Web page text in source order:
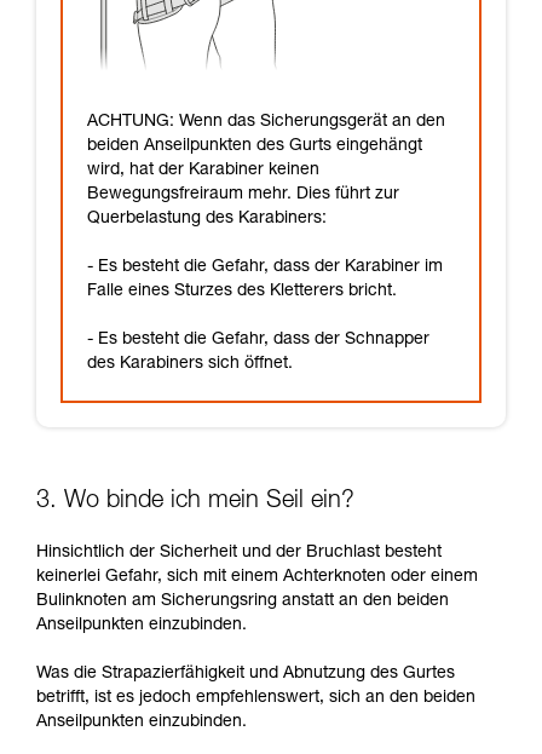
ACHTUNG: Wenn das Sicherungsgerät an den
beiden Anseilpunkten des Gurts eingehängt
wird, hat der Karabiner keinen
Bewegungsfreiraum mehr. Dies führt zur
Querbelastung des Karabiners:
- Es besteht die Gefahr, dass der Karabiner im
Falle eines Sturzes des Kletterers bricht.
- Es besteht die Gefahr, dass der Schnapper
des Karabiners sich öffnet.
3. Wo binde ich mein Seil ein?
Hinsichtlich der Sicherheit und der Bruchlast besteht
keinerlei Gefahr, sich mit einem Achterknoten oder einem
Bulinknoten am Sicherungsring anstatt an den beiden
Anseilpunkten einzubinden.
Was die Strapazierfähigkeit und Abnutzung des Gurtes
betrifft, ist es jedoch empfehlenswert, sich an den beiden
Anseilpunkten einzubinden.